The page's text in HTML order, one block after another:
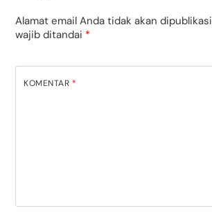
Alamat email Anda tidak akan
wajib ditandai *
KOMENTAR *